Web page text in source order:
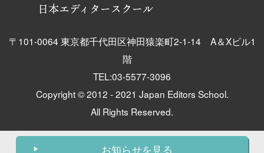
日本エディタースクール
〒101-0064 東京都千代田区神田猿楽町2-1-14 A＆Xビル1
階
TEL:03-5577-3096
Copyright © 2012 - 2021 Japan Editors School.
All Rights Reserved.
お知らせを見る